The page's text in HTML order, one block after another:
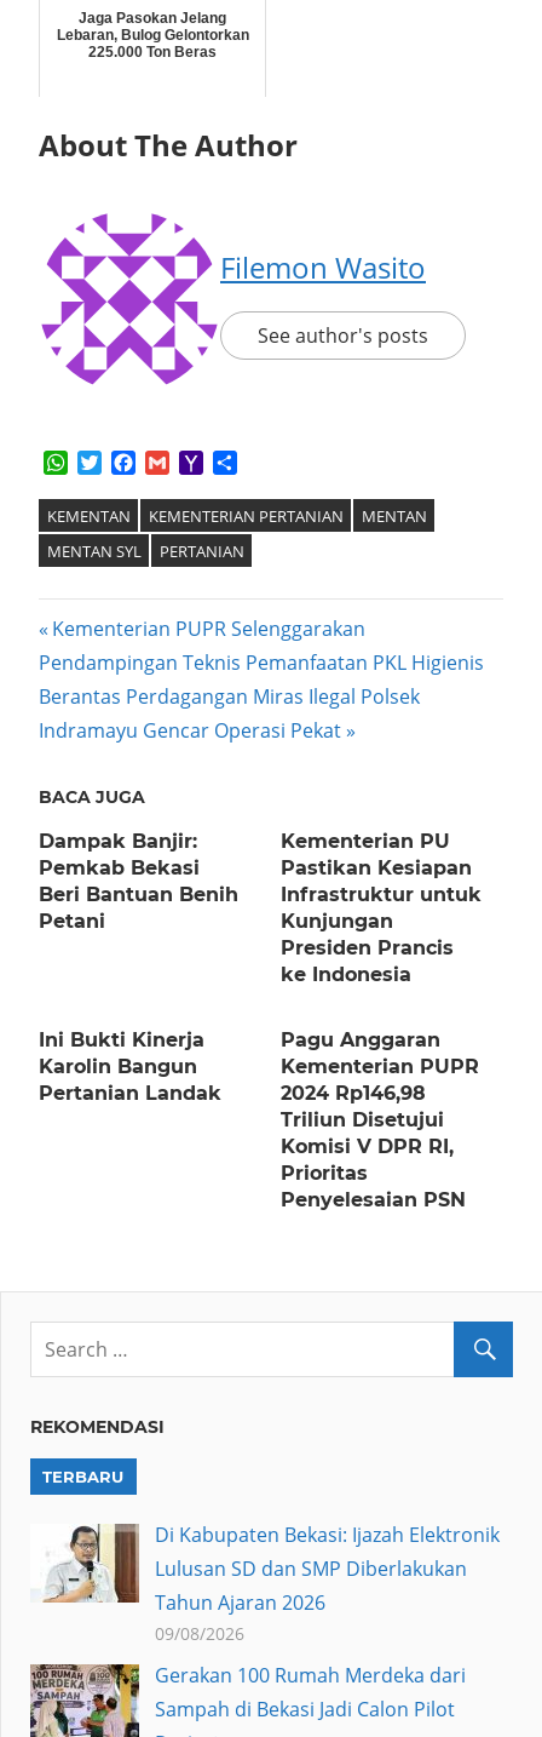
Jaga Pasokan Jelang
Lebaran, Bulog Gelontorkan
225.000 Ton Beras
About The Author
Filemon Wasito
See author's posts
WhatsApp
TwitterFacebook
GmailYahoo
KEMENTAN KEMENTERIAN PERTANIAN
MENTAN
MENTAN SYL
PERTANIAN
Post
navigation
Previous
Post:
Kementerian PUPR Selenggarakan
Pendampingan Teknis Pemanfaatan PKL Higienis
Next
Post:
Berantas Perdagangan Miras Ilegal Polsek
Indramayu Gencar Operasi Pekat
BACA JUGA
Dampak Banjir:
Pemkab Bekasi
Beri Bantuan Benih
Petani
Kementerian PU
Pastikan Kesiapan
Infrastruktur untuk
Kunjungan
Presiden Prancis
ke Indonesia
Ini Bukti Kinerja
Karolin Bangun
Pertanian Landak
Pagu Anggaran
Kementerian PUPR
2024 Rp146,98
Triliun Disetujui
Komisi V DPR RI,
Prioritas
Penyelesaian PSN
REKOMENDASI
TERBARU
Di Kabupaten Bekasi: Ijazah Elektronik
Lulusan SD dan SMP Diberlakukan
Tahun Ajaran 2026
09/08/2026
Gerakan 100 Rumah Merdeka dari
Sampah di Bekasi Jadi Calon Pilot